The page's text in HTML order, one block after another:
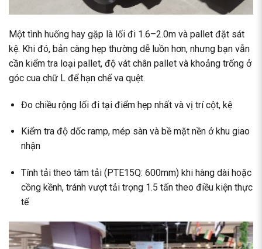
Một tình huống hay gặp là lối đi 1.6–2.0m và pallet đặt sát
kệ. Khi đó, bản càng hẹp thường dễ luồn hơn, nhưng bạn vẫn
cần kiểm tra loại pallet, độ vát chân pallet và khoảng trống ở
góc cua chữ L để hạn chế va quệt.
Đo chiều rộng lối đi tại điểm hẹp nhất và vị trí cột, kệ
Kiểm tra độ dốc ramp, mép sàn và bề mặt nền ở khu giao
nhận
Tính tải theo tâm tải (PTE15Q: 600mm) khi hàng dài hoặc
cồng kềnh, tránh vượt tải trọng 1.5 tấn theo điều kiện thực
tế